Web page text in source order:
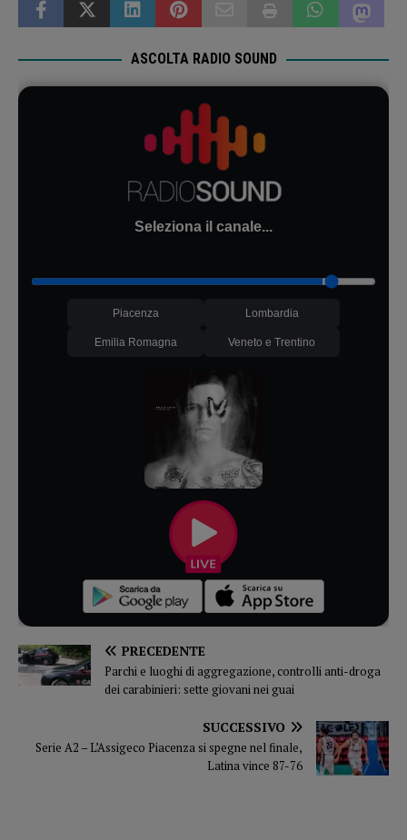
ASCOLTA RADIO SOUND
Seleziona il canale...
Piacenza Lombardia
Emilia Romagna Veneto e Trentino
PRECEDENTE
Parchi e luoghi di aggregazione, controlli anti-droga
dei carabinieri: sette giovani nei guai
SUCCESSIVO
Serie A2 – L’Assigeco Piacenza si spegne nel finale,
Latina vince 87-76